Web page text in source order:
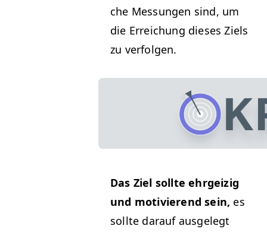
che Mes­sun­gen sind, um
die Erre­ichung dieses Ziels
zu verfolgen.
Das Ziel sollte ehrgeizig
und motivierend sein, es
sollte darauf aus­gelegt